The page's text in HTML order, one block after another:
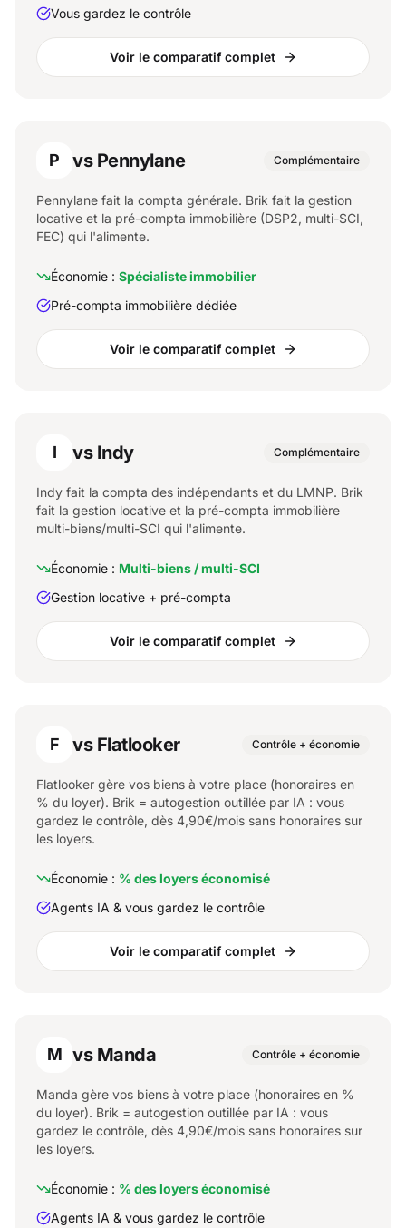
Vous gardez le contrôle
Voir le comparatif complet
P vs Pennylane Complémentaire
Pennylane fait la compta générale. Brik fait la gestion
locative et la pré-compta immobilière (DSP2, multi-SCI,
FEC) qui l'alimente.
Économie : Spécialiste immobilier
Pré-compta immobilière dédiée
Voir le comparatif complet
I vs Indy Complémentaire
Indy fait la compta des indépendants et du LMNP. Brik
fait la gestion locative et la pré-compta immobilière
multi-biens/multi-SCI qui l'alimente.
Économie : Multi-biens / multi-SCI
Gestion locative + pré-compta
Voir le comparatif complet
F vs Flatlooker Contrôle + économie
Flatlooker gère vos biens à votre place (honoraires en
% du loyer). Brik = autogestion outillée par IA : vous
gardez le contrôle, dès 4,90€/mois sans honoraires sur
les loyers.
Économie : % des loyers économisé
Agents IA & vous gardez le contrôle
Voir le comparatif complet
M vs Manda Contrôle + économie
Manda gère vos biens à votre place (honoraires en %
du loyer). Brik = autogestion outillée par IA : vous
gardez le contrôle, dès 4,90€/mois sans honoraires sur
les loyers.
Économie : % des loyers économisé
Agents IA & vous gardez le contrôle